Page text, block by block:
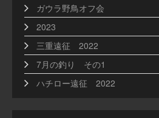
ガウラ野鳥オフ会
2023
三重遠征 2022
7月の釣り その1
ハチロー遠征 2022